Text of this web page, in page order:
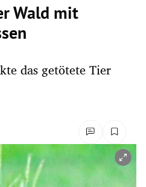
Wald mit
das getötete Tier